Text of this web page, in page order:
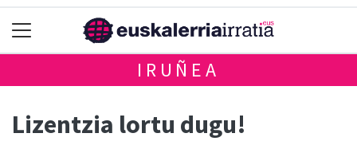
IRUÑEA
Lizentzia lortu dugu!